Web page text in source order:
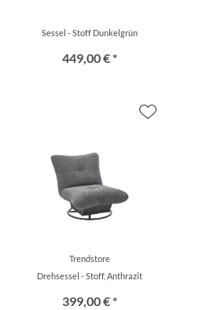
Sessel - Stoff Dunkelgrün
449,00 € *
Trendstore
Drehsessel - Stoff, Anthrazit
399,00 € *